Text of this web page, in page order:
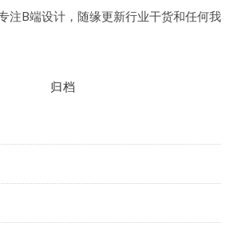
注B端设计，随缘更新行业干货和任何我
归档